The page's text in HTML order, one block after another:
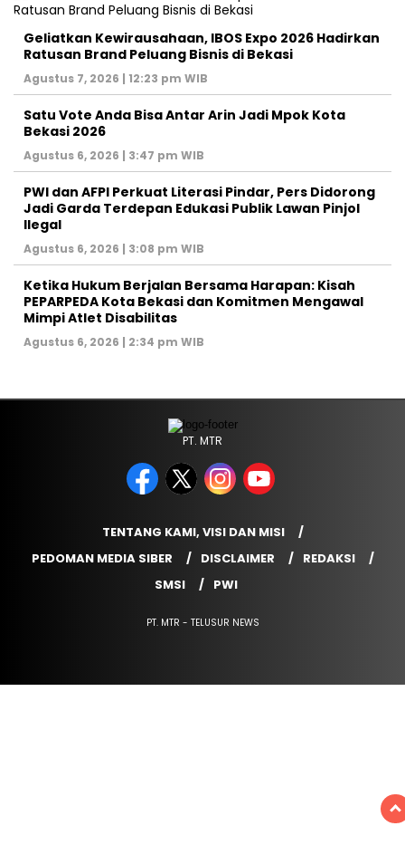
‎Geliatkan Kewirausahaan, IBOS Expo 2026 Hadirkan
Ratusan Brand Peluang Bisnis di Bekasi
Agustus 7, 2026 | 12:23 pm WIB
Satu Vote Anda Bisa Antar Arin Jadi Mpok Kota
Bekasi 2026
Agustus 6, 2026 | 3:47 pm WIB
PWI dan AFPI Perkuat Literasi Pindar, Pers Didorong
Jadi Garda Terdepan Edukasi Publik Lawan Pinjol
Ilegal
Agustus 6, 2026 | 3:08 pm WIB
Ketika Hukum Berjalan Bersama Harapan: Kisah
PEPARPEDA Kota Bekasi dan Komitmen Mengawal
Mimpi Atlet Disabilitas
Agustus 6, 2026 | 2:34 pm WIB
PT. MTR
TENTANG KAMI, VISI DAN MISI
PEDOMAN MEDIA SIBER
DISCLAIMER
REDAKSI
SMSI
PWI
PT. MTR - TELUSUR NEWS